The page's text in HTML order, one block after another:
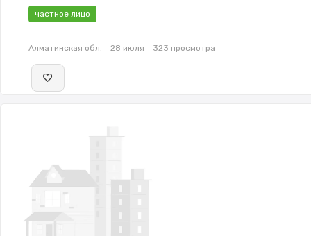
частное лицо
Алматинская обл. 28 июля 323 просмотра